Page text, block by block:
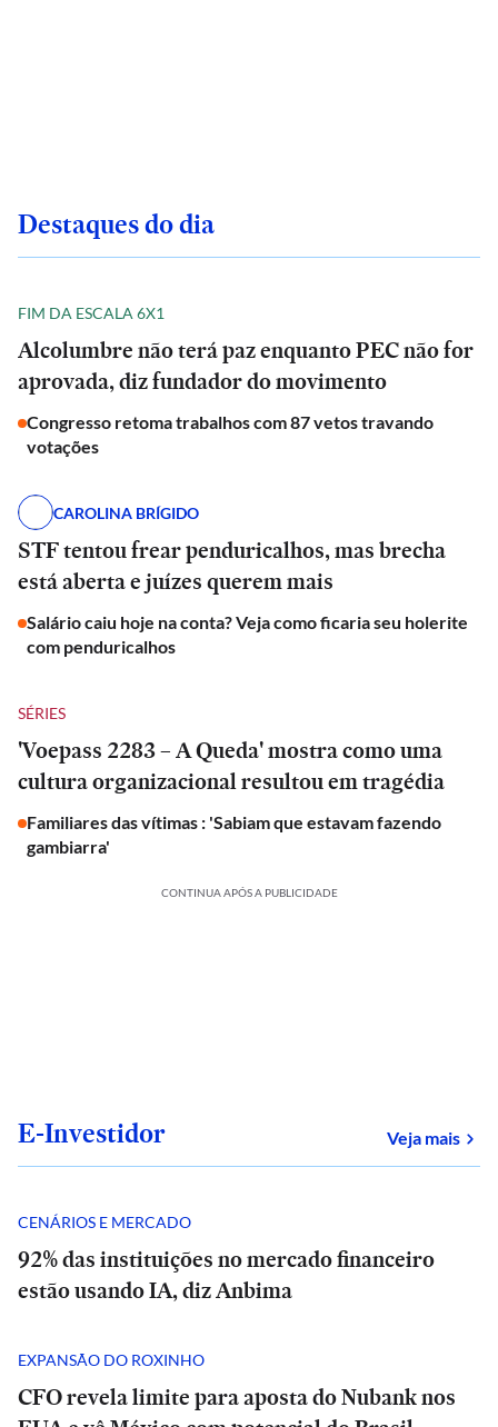
Destaques do dia
FIM DA ESCALA 6X1
Alcolumbre não terá paz enquanto PEC não for
aprovada, diz fundador do movimento
Congresso retoma trabalhos com 87 vetos travando
votações
CAROLINA BRÍGIDO
STF tentou frear penduricalhos, mas brecha
está aberta e juízes querem mais
Salário caiu hoje na conta? Veja como ficaria seu holerite
com penduricalhos
SÉRIES
'Voepass 2283 – A Queda' mostra como uma
cultura organizacional resultou em tragédia
Familiares das vítimas : 'Sabiam que estavam fazendo
gambiarra'
CONTINUA APÓS A PUBLICIDADE
E-Investidor Veja mais
CENÁRIOS E MERCADO
92% das instituições no mercado financeiro
estão usando IA, diz Anbima
EXPANSÃO DO ROXINHO
CFO revela limite para aposta do Nubank nos